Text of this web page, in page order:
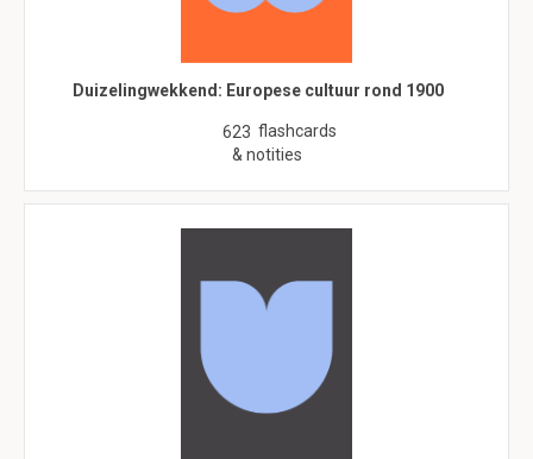
Duizelingwekkend: Europese cultuur rond 1900
623 flashcards
& notities